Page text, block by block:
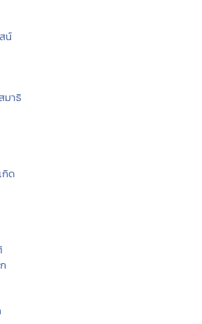
น์
มาธิ
กิด